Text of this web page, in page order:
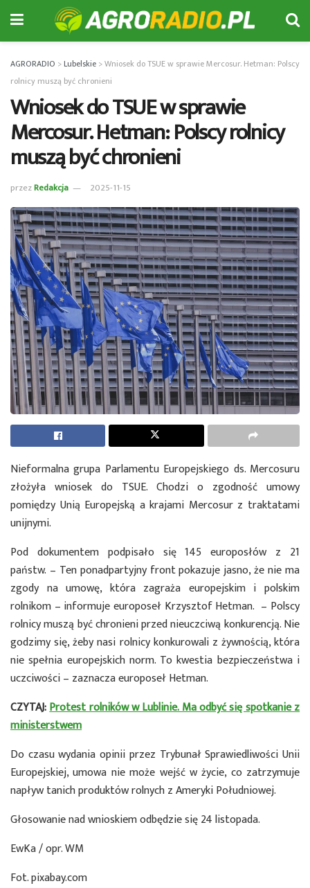
AGRORADIO >Lubelskie >Wniosek do TSUE w sprawie Mercosur. Hetman: Polscy
rolnicy muszą być chronieni
Wniosek do TSUE w sprawie
Mercosur. Hetman: Polscy rolnicy
muszą być chronieni
przezRedakcja 2025-11-15
Nieformalna grupa Parlamentu Europejskiego ds. Mercosuru
złożyła wniosek do TSUE. Chodzi o zgodność umowy
pomiędzy Unią Europejską a krajami Mercosur z traktatami
unijnymi.
Pod dokumentem podpisało się 145 europosłów z 21
państw. – Ten ponadpartyjny front pokazuje jasno, że nie ma
zgody na umowę, która zagraża europejskim i polskim
rolnikom – informuje europoseł Krzysztof Hetman. – Polscy
rolnicy muszą być chronieni przed nieuczciwą konkurencją. Nie
godzimy się, żeby nasi rolnicy konkurowali z żywnością, która
nie spełnia europejskich norm. To kwestia bezpieczeństwa i
uczciwości – zaznacza europoseł Hetman.
CZYTAJ:Protest rolników w Lublinie. Ma odbyć się spotkanie z
ministerstwem
Do czasu wydania opinii przez Trybunał Sprawiedliwości Unii
Europejskiej, umowa nie może wejść w życie, co zatrzymuje
napływ tanich produktów rolnych z Ameryki Południowej.
Głosowanie nad wnioskiem odbędzie się 24 listopada.
EwKa / opr. WM
Fot. pixabay.com